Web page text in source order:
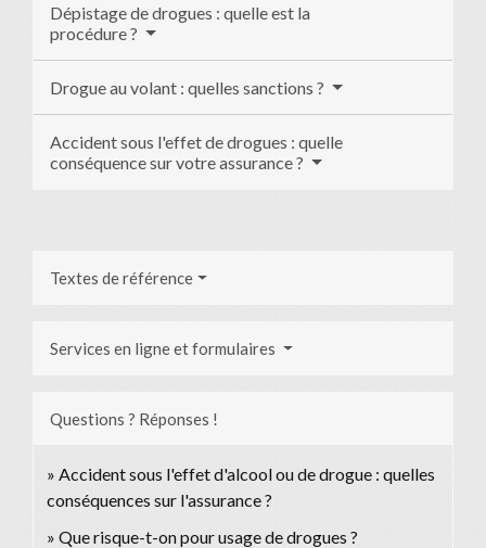
Dépistage de drogues : quelle est la
procédure ?
Drogue au volant : quelles sanctions ?
Accident sous l'effet de drogues : quelle
conséquence sur votre assurance ?
Textes de référence
Services en ligne et formulaires
Questions ? Réponses !
Accident sous l'effet d'alcool ou de drogue : quelles
conséquences sur l'assurance ?
Que risque-t-on pour usage de drogues ?